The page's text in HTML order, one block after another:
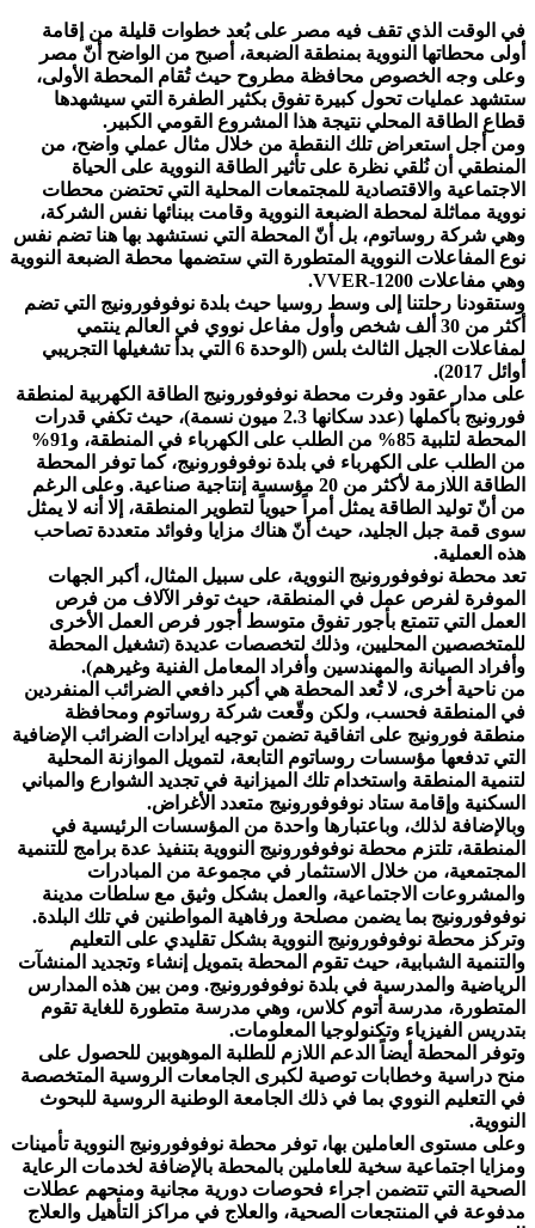
في الوقت الذي تقف فيه مصر على بُعد خطوات قليلة من إقامة
أولى محطاتها النووية بمنطقة الضبعة، أصبح من الواضح أنّ مصر
وعلى وجه الخصوص محافظة مطروح حيث تُقام المحطة الأولى،
ستشهد عمليات تحول كبيرة تفوق بكثير الطفرة التي سيشهدها
قطاع الطاقة المحلي نتيجة هذا المشروع القومي الكبير.
ومن أجل استعراض تلك النقطة من خلال مثال عملي واضح، من
المنطقي أن نُلقي نظرة على تأثير الطاقة النووية على الحياة
الاجتماعية والاقتصادية للمجتمعات المحلية التي تحتضن محطات
نووية مماثلة لمحطة الضبعة النووية وقامت ببنائها نفس الشركة،
وهي شركة روساتوم، بل أنّ المحطة التي نستشهد بها هنا تضم نفس
نوع المفاعلات النووية المتطورة التي ستضمها محطة الضبعة النووية
وهي مفاعلات VVER-1200.
وستقودنا رحلتنا إلى وسط روسيا حيث بلدة نوفوفورونيج التي تضم
أكثر من 30 ألف شخص وأول مفاعل نووي في العالم ينتمي
لمفاعلات الجيل الثالث بلس (الوحدة 6 التي بدأ تشغيلها التجريبي
أوائل 2017).
على مدار عقود وفرت محطة نوفوفورونيج الطاقة الكهربية لمنطقة
فورونيج بأكملها (عدد سكانها 2.3 ميون نسمة)، حيث تكفي قدرات
المحطة لتلبية 85% من الطلب على الكهرباء في المنطقة، و91%
من الطلب على الكهرباء في بلدة نوفوفورونيج، كما توفر المحطة
الطاقة اللازمة لأكثر من 20 مؤسسة إنتاجية صناعية. وعلى الرغم
من أنّ توليد الطاقة يمثل أمراً حيوياً لتطوير المنطقة، إلا أنه لا يمثل
سوى قمة جبل الجليد، حيث أنّ هناك مزايا وفوائد متعددة تصاحب
هذه العملية.
تعد محطة نوفوفورونيج النووية، على سبيل المثال، أكبر الجهات
الموفرة لفرص عمل في المنطقة، حيث توفر الآلاف من فرص
العمل التي تتمتع بأجور تفوق متوسط أجور فرص العمل الأخرى
للمتخصصين المحليين، وذلك لتخصصات عديدة (تشغيل المحطة
وأفراد الصيانة والمهندسين وأفراد المعامل الفنية وغيرهم).
من ناحية أخرى، لا تُعد المحطة هي أكبر دافعي الضرائب المنفردين
في المنطقة فحسب، ولكن وقّعت شركة روساتوم ومحافظة
منطقة فورونيج على اتفاقية تضمن توجيه ايرادات الضرائب الإضافية
التي تدفعها مؤسسات روساتوم التابعة، لتمويل الموازنة المحلية
لتنمية المنطقة واستخدام تلك الميزانية في تجديد الشوارع والمباني
السكنية وإقامة ستاد نوفوفورونيج متعدد الأغراض.
وبالإضافة لذلك، وباعتبارها واحدة من المؤسسات الرئيسية في
المنطقة، تلتزم محطة نوفوفورونيج النووية بتنفيذ عدة برامج للتنمية
المجتمعية، من خلال الاستثمار في مجموعة من المبادرات
والمشروعات الاجتماعية، والعمل بشكل وثيق مع سلطات مدينة
نوفوفورونيج بما يضمن مصلحة ورفاهية المواطنين في تلك البلدة.
وتركز محطة نوفوفورونيج النووية بشكل تقليدي على التعليم
والتنمية الشبابية، حيث تقوم المحطة بتمويل إنشاء وتجديد المنشآت
الرياضية والمدرسية في بلدة نوفوفورونيج. ومن بين هذه المدارس
المتطورة، مدرسة أتوم كلاس، وهي مدرسة متطورة للغاية تقوم
بتدريس الفيزياء وتكنولوجيا المعلومات.
وتوفر المحطة أيضاً الدعم اللازم للطلبة الموهوبين للحصول على
منح دراسية وخطابات توصية لكبرى الجامعات الروسية المتخصصة
في التعليم النووي بما في ذلك الجامعة الوطنية الروسية للبحوث
النووية.
وعلى مستوى العاملين بها، توفر محطة نوفوفورونيج النووية تأمينات
ومزايا اجتماعية سخية للعاملين بالمحطة بالإضافة لخدمات الرعاية
الصحية التي تتضمن اجراء فحوصات دورية مجانية ومنحهم عطلات
مدفوعة في المنتجعات الصحية، والعلاج في مراكز التأهيل والعلاج